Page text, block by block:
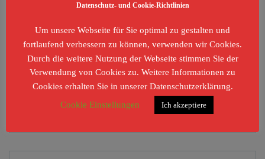
Kategorien
Datenschutz- und Cookie-Richtlinien
Um unsere Webseite für Sie optimal zu gestalten und
fortlaufend verbessern zu können, verwenden wir Cookies.
Durch die weitere Nutzung der Webseite stimmen Sie der
Verwendung von Cookies zu. Weitere Informationen zu
Cookies erhalten Sie in unserer Datenschutzerklärung.
Cookie Einstellungen
Ich akzeptiere